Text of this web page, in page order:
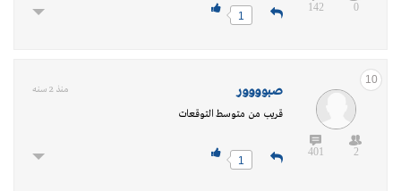
0
142
1
10
2
401
صبوووور منذ 2 سنه
قريب من متوسط التوقعات
1